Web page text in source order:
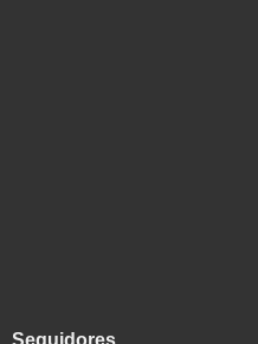
Seguidores